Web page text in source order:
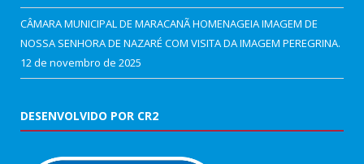
CÂMARA MUNICIPAL DE MARACANÃ HOMENAGEIA IMAGEM DE
NOSSA SENHORA DE NAZARÉ COM VISITA DA IMAGEM PEREGRINA.
12 de novembro de 2025
DESENVOLVIDO POR CR2